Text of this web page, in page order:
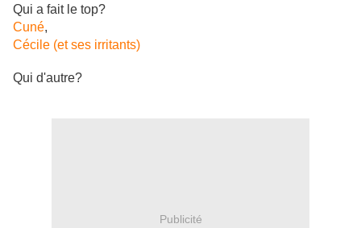
Qui a fait le top?
Cuné,
Cécile (et ses irritants)
Qui d'autre?
Publicité